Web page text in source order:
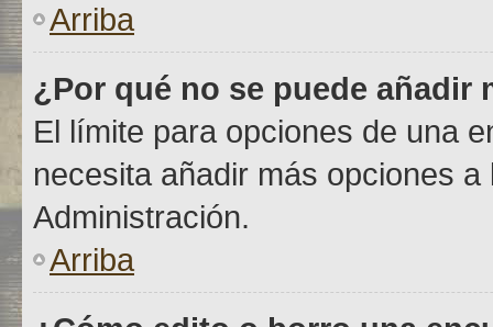
Arriba
¿Por qué no se puede añadir
El límite para opciones de una
necesita añadir más opciones
Administración.
Arriba